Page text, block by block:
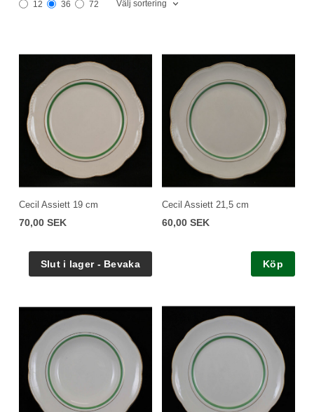
12 36 72 Välj sortering
Cecil Assiett 19 cm
70,00 SEK
Cecil Assiett 21,5 cm
60,00 SEK
Köp